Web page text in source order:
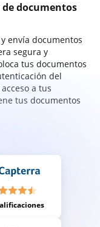
documentos
envía documentos
segura y
tus documentos
del
a tus
tus documentos